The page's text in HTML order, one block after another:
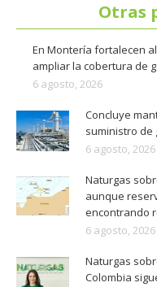
Otras
En Montería fortalecen
ampliar la cobertura de
6 agosto, 2026
Concluye
suministro de
6 agosto, 2026
Naturgas
aunque
encontrando
6 agosto, 2026
Naturgas
Colombia